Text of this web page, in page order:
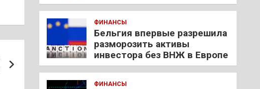
ФИНАНСЫ
Бельгия впервые разрешила
разморозить активы
инвестора без ВНЖ в Европе
ФИНАНСЫ